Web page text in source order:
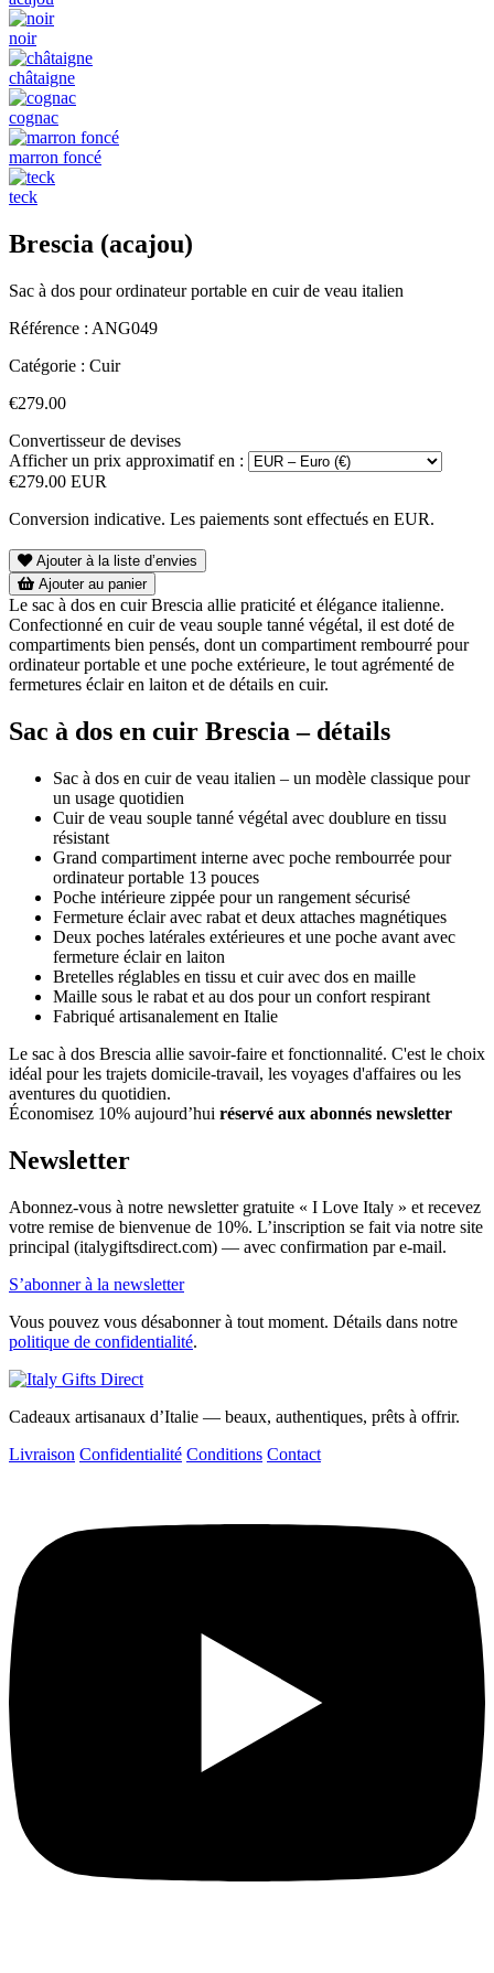
noir
châtaigne
cognac
marron foncé
teck
Brescia (acajou)
Sac à dos pour ordinateur portable en cuir de veau italien
Référence : ANG049
Catégorie : Cuir
€279.00
Convertisseur de devises
Afficher un prix approximatif en :
€279.00 EUR
Conversion indicative. Les paiements sont effectués en EUR.
Ajouter à la liste d’envies
Ajouter au panier
Le sac à dos en cuir Brescia allie praticité et élégance italienne.
Confectionné en cuir de veau souple tanné végétal, il est doté de
compartiments bien pensés, dont un compartiment rembourré pour
ordinateur portable et une poche extérieure, le tout agrémenté de
fermetures éclair en laiton et de détails en cuir.
Sac à dos en cuir Brescia – détails
Sac à dos en cuir de veau italien – un modèle classique pour
un usage quotidien
Cuir de veau souple tanné végétal avec doublure en tissu
résistant
Grand compartiment interne avec poche rembourrée pour
ordinateur portable 13 pouces
Poche intérieure zippée pour un rangement sécurisé
Fermeture éclair avec rabat et deux attaches magnétiques
Deux poches latérales extérieures et une poche avant avec
fermeture éclair en laiton
Bretelles réglables en tissu et cuir avec dos en maille
Maille sous le rabat et au dos pour un confort respirant
Fabriqué artisanalement en Italie
Le sac à dos Brescia allie savoir-faire et fonctionnalité. C'est le choix
idéal pour les trajets domicile-travail, les voyages d'affaires ou les
aventures du quotidien.
Économisez 10% aujourd’hui réservé aux abonnés newsletter
Newsletter
Abonnez-vous à notre newsletter gratuite « I Love Italy » et recevez
votre remise de bienvenue de 10%. L’inscription se fait via notre site
principal (italygiftsdirect.com) — avec confirmation par e-mail.
S’abonner à la newsletter
Vous pouvez vous désabonner à tout moment. Détails dans notre
politique de confidentialité.
Cadeaux artisanaux d’Italie — beaux, authentiques, prêts à offrir.
Livraison Confidentialité Conditions Contact